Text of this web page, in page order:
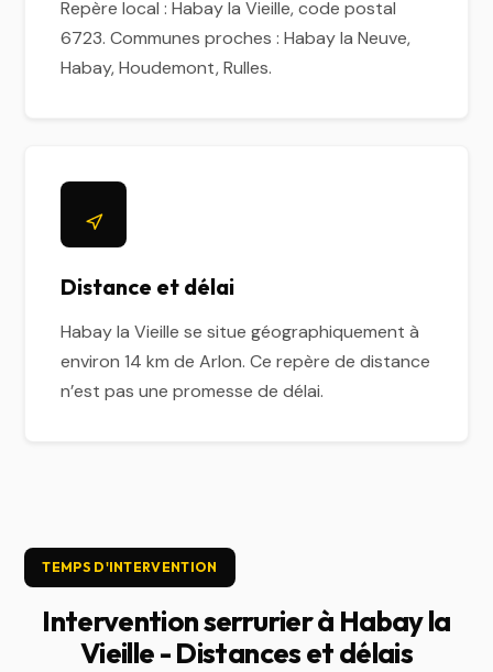
Repère local : Habay la Vieille, code postal
6723. Communes proches : Habay la Neuve,
Habay, Houdemont, Rulles.
Distance et délai
Habay la Vieille se situe géographiquement à
environ 14 km de Arlon. Ce repère de distance
n’est pas une promesse de délai.
TEMPS D'INTERVENTION
Intervention serrurier à Habay la
Vieille - Distances et délais